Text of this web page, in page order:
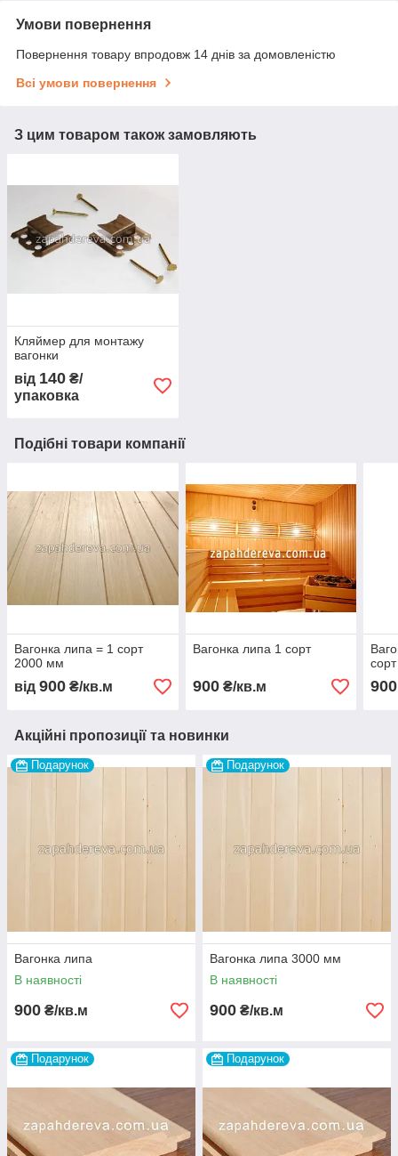
Умови повернення
Повернення товару впродовж 14 днів за домовленістю
Всі умови повернення
З цим товаром також замовляють
Кляймер для монтажу
вагонки
від 140 ₴/
упаковка
Подібні товари компанії
Вагонка липа = 1 сорт
2000 мм
від 900 ₴/кв.м
Вагонка липа 1 сорт
900₴/кв.м 900
Акційні пропозиції та новинки
Подарунок
Вагонка липа
В наявності
900 ₴/кв.м
Подарунок
Вагонка липа 3000 мм
В наявності
900 ₴/кв.м
Подарунок Подарунок